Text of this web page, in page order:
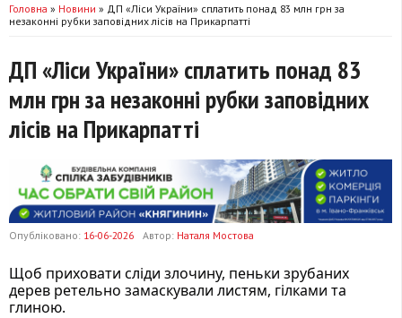
Головна » Новини » ДП «Ліси України» сплатить понад 83 млн грн за
незаконні рубки заповідних лісів на Прикарпатті
ДП «Ліси України» сплатить понад 83
млн грн за незаконні рубки заповідних
лісів на Прикарпатті
Опубліковано: 16-06-2026 Автор: Наталя Мостова
Щоб приховати сліди злочину, пеньки зрубаних
дерев ретельно замаскували листям, гілками та
глиною.